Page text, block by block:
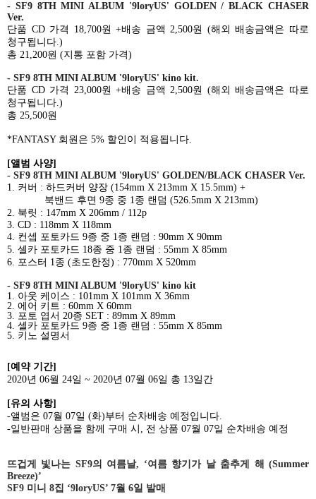
- SF9 8TH MINI ALBUM '9loryUS' GOLDEN / BLACK CHASER
Ver.
단품 CD 가격 18,700원+배송 금액 2,500원 (해외 배송금액은 따로
청구됩니다.)
총 21,200원 (지통 포함 가격)
- SF9 8TH MINI ALBUM '9loryUS' kino kit.
단품 CD 가격 23,000원 +배송 금액 2,500원 (해외 배송금액은 따로
청구됩니다.)
총 25,500원
*FANTASY 회원은 5% 할인이 적용됩니다.
[앨범 사양]
- SF9 8TH MINI ALBUM '9loryUS' GOLDEN/BLACK CHASER Ver.
1. 커버 : 하드커버 양장 (154mm X 213mm X 15.5mm) +
북밴드 후면 9종 중 1종 랜덤 (526.5mm X 213mm)
2. 북릿 : 147mm X 206mm / 112p
3. CD : 118mm X 118mm
4. 컨셉 포토카드 9종 중 1종 랜덤 : 90mm X 90mm
5. 셀카 포토카드 18종 중 1종 랜덤 : 55mm X 85mm
6. 포스터 1종 (초도한정) : 770mm X 520mm
- SF9 8TH MINI ALBUM '9loryUS' kino kit
1. 아웃 케이스 : 101mm X 101mm X 36mm
2. 에어 키트 : 60mm X 60mm
3. 포토 엽서 20종 SET : 89mm X 89mm
4. 셀카 포토카드 9종 중 1종 랜덤 : 55mm X 85mm
5. 키노 설명서
[예약 기간]
2020년 06월 24일 ~ 2020년 07월 06일 총 13일간
[유의 사항]
-앨범은 07월 07일 (화)부터 순차배송 예정입니다.
-일반판매 상품을 함께 구매 시 , 전 상품 07월 07일 순차배송 예정
뜨겁게 빛나는 SF9의 여름날, ‘여름 향기가 날 춤추게 해 (Summer
Breeze)’
SF9 미니 8집 ‘9loryUS’ 7월 6일 발매